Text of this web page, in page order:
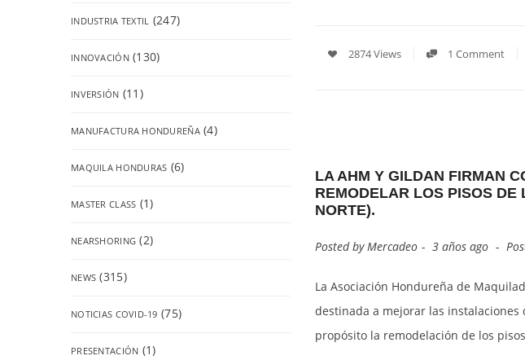
INDUSTRIA TEXTIL (247)
INNOVACIÓN(130)
INVERSIÓN (11)
MANUFACTURA HONDUREÑA(4)
MAQUILA HONDURAS (6)
MASTER CLASS (1)
NEARSHORING (2)
NEWS (315)
NOTICIAS COVID-19 (75)
PRESENTACIÓN (1)
2874 Views 1 Comment
LA AHM Y GILDAN FIRMAN
REMODELAR LOS PISOS
NORTE).
Posted by Mercadeo 3 años ago
La Asociación Hondureña de
destinada a mejorar las
propósito la remodelación de los